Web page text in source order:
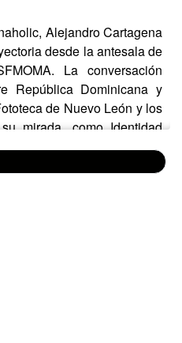
Alejandro Cartagena
desde la antesala de
La conversación
República Dominicana y
de Nuevo León y los
mirada, como Identidad
y la serie Carpoolers.
con el fotolibro, la